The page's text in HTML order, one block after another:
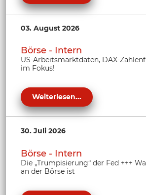
03. August 2026
Börse - Intern
US-Arbeitsmarktdaten, DAX-
im Fokus!
Weiterlesen...
30. Juli 2026
Börse - Intern
Die „Trumpisierung“ der Fed +++
an der Börse ist